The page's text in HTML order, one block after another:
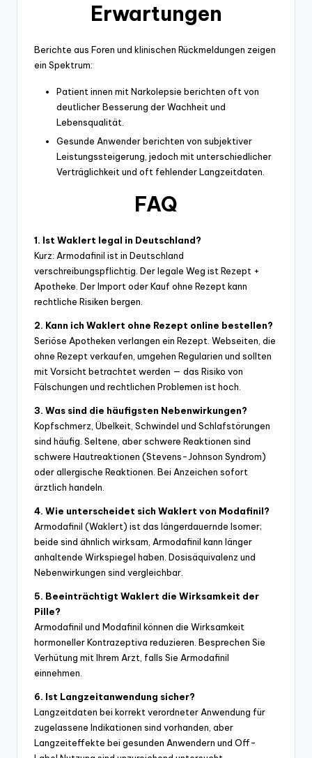
Erwartungen
Berichte aus Foren und klinischen Rückmeldungen zeigen
ein Spektrum:
Patient innen mit Narkolepsie berichten oft von
deutlicher Besserung der Wachheit und
Lebensqualität.
Gesunde Anwender berichten von subjektiver
Leistungssteigerung, jedoch mit unterschiedlicher
Verträglichkeit und oft fehlender Langzeitdaten.
FAQ
1. Ist Waklert legal in Deutschland?
Kurz: Armodafinil ist in Deutschland
verschreibungspflichtig. Der legale Weg ist Rezept +
Apotheke. Der Import oder Kauf ohne Rezept kann
rechtliche Risiken bergen.
2. Kann ich Waklert ohne Rezept online bestellen?
Seriöse Apotheken verlangen ein Rezept. Webseiten, die
ohne Rezept verkaufen, umgehen Regularien und sollten
mit Vorsicht betrachtet werden — das Risiko von
Fälschungen und rechtlichen Problemen ist hoch.
3. Was sind die häufigsten Nebenwirkungen?
Kopfschmerz, Übelkeit, Schwindel und Schlafstörungen
sind häufig. Seltene, aber schwere Reaktionen sind
schwere Hautreaktionen (Stevens-Johnson Syndrom)
oder allergische Reaktionen. Bei Anzeichen sofort
ärztlich handeln.
4. Wie unterscheidet sich Waklert von Modafinil?
Armodafinil (Waklert) ist das längerdauernde Isomer;
beide sind ähnlich wirksam, Armodafinil kann länger
anhaltende Wirkspiegel haben. Dosisäquivalenz und
Nebenwirkungen sind vergleichbar.
5. Beeinträchtigt Waklert die Wirksamkeit der
Pille?
Armodafinil und Modafinil können die Wirksamkeit
hormoneller Kontrazeptiva reduzieren. Besprechen Sie
Verhütung mit Ihrem Arzt, falls Sie Armodafinil
einnehmen.
6. Ist Langzeitanwendung sicher?
Langzeitdaten bei korrekt verordneter Anwendung für
zugelassene Indikationen sind vorhanden, aber
Langzeiteffekte bei gesunden Anwendern und Off-